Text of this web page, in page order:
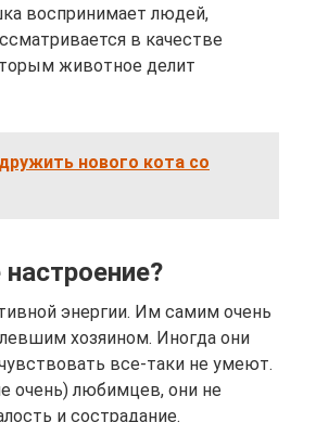
воспринимает людей,
в качестве
животное делит
нового кота со
энергии. Им самим очень
хозяином. Иногда они
все-таки не умеют.
очень) любимцев, они не
и сострадание.